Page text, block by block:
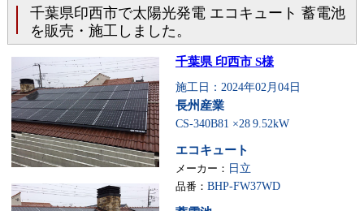
千葉県印西市で太陽光発電 エコキュート 蓄電池
を販売・施工しました。
千葉県 印西市 S様
施工日：2024年02月04日
長州産業
CS-340B81 ×28 9.52kW
エコキュート
メーカー： 日立
品番： BHP-FW37WD